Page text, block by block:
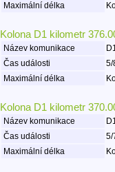
Maximální délka
Kolona D1 kilometr
Název komunikace
Čas události
5/
Maximální délka
Kolona D1 kilometr
Název komunikace
Čas události
5/
Maximální délka